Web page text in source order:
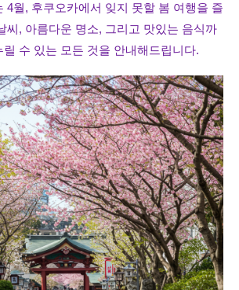
4월, 후쿠오카에서 잊지 못할 봄 여행을 즐
씨, 아름다운 명소, 그리고 맛있는 음식까
수 있는 모든 것을 안내해드립니다.